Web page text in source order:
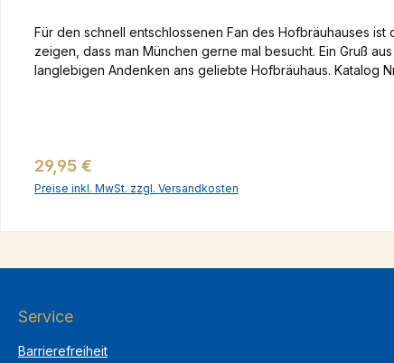
Für den schnell entschlossenen Fan des Hofbräuhauses
zeigen, dass man München gerne mal besucht. Ein Gruß
langlebigen Andenken ans geliebte Hofbräuhaus. Katalog
Regulärer Preis:
29,95 €
Preise inkl. MwSt. zzgl. Versandkosten
Service
Barrierefreiheit